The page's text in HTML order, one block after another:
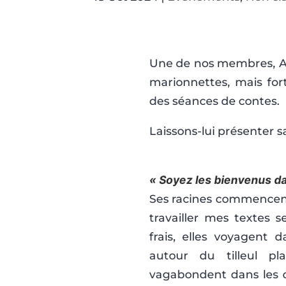
Une de nos membres,
marionnettes, mais
des séances de contes.
Laissons-lui présenter
« Soyez les bienvenus
Ses racines
travailler mes textes
frais, elles voyagent
autour du tilleul
vagabondent dans les